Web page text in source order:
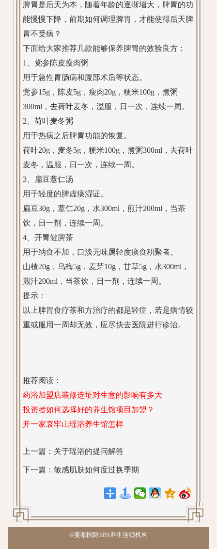
脾胃是后天为本，随着年龄的逐渐增大，脾胃的功
能慢慢下降，前期如何调理脾胃，才能使得后天脾
胃不受病？
下面给大家推荐几款能够保养脾胃的效验良方：
1、党参陈皮瘦肉粥
用于急性胃肠病和腹部术后等状态。
党参15g，陈皮5g，瘦肉20g，粳米100g，煮粥
300ml，去荷叶麦冬，温服，日一次，连续一周。
2、荷叶麦冬粥
用于热病之后脾胃功能的恢复。
荷叶20g，麦冬5g，粳米100g，煮粥300ml，去荷叶
麦冬，温服，日一次，连续一周。
3、扁豆薏仁汤
用于轻度的脾虚痰湿证。
扁豆30g，薏仁20g，水300ml，煎汁200ml，当茶
饮，日一剂，连续一周。
4、开胃健脾茶
用于纳食不加，口淡无味属轻度痰食积聚者。
山楂20g，乌梅5g，麦芽10g，甘草5g，水300ml，
煎汁200ml，当茶饮，日一剂，连续一周。
提示：
以上脾胃食疗茶和方治疗的都是轻症，若是病情较
重或服用一周却无效，应尽快去医院进行诊治。
推荐阅读：
药浴加盟店装修选址对生意的影响有多大
投资者如何选择好的养生馆项目加盟？
开一家哀牢山瑶浴养生馆怎样
上一篇： 关于瑶浴的提问解答
下一篇：敏感肌肤如何度过换季期
©蔓都国际SPA养生连锁机构